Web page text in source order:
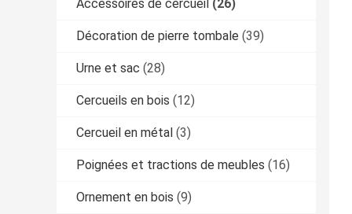
Accessoires de cercueil (26)
Décoration de pierre tombale (39)
Urne et sac (28)
Cercueils en bois (12)
Cercueil en métal (3)
Poignées et tractions de meubles (16)
Ornement en bois (9)